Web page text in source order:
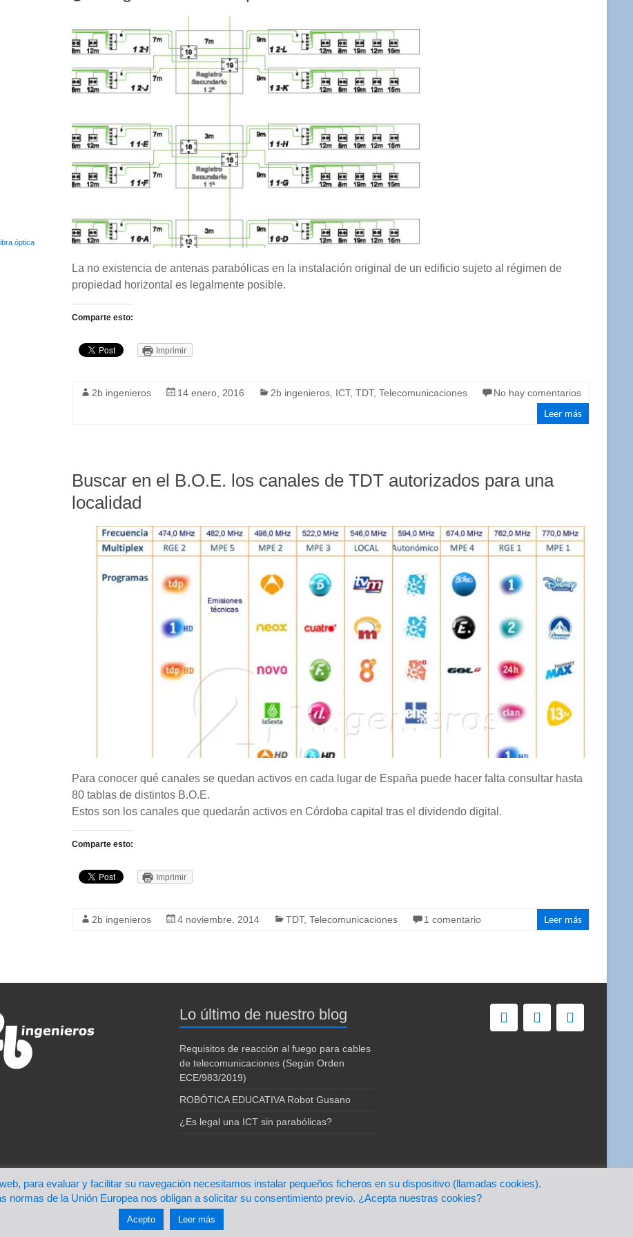
La no existencia de antenas parabólicas en la instalación original de un edificio sujeto al régimen de
propiedad horizontal es legalmente posible.
Comparte esto:
Imprimir
2b ingenieros 14 enero, 2016 2b ingenieros ICT, TDT, Telecomunicaciones No hay comentarios
Leer más
Buscar en el B.O.E. los canales de TDT autorizados para una
localidad
Para conocer qué canales se quedan activos en cada lugar de España puede hacer falta consultar hasta
80 tablas de distintos B.O.E.
Estos son los canales que quedarán activos en Córdoba capital tras el dividendo digital.
Comparte esto:
Imprimir
2b ingenieros 4 noviembre, 2014 TDT, Telecomunicaciones 1 comentario Leer más
óptica
Lo último de nuestro blog
Requisitos de reacción al fuego para cables
de telecomunicaciones (Según Orden
ECE/983/2019)
ROBÓTICA EDUCATIVA Robot Gusano
¿Es legal una ICT sin parabólicas?
Spacious de ThemeGrill. Funciona con:
Inicio Nuestro blog
para evaluar y facilitar su navegación necesitamos instalar pequeños ficheros en su dispositivo (llamadas cookies).
normas de la Unión Europea nos obligan a solicitar su consentimiento previo. ¿Acepta nuestras cookies?
Acepto Leer más